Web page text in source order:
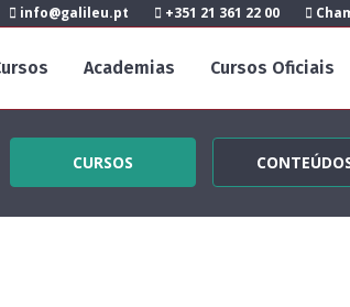
info@galileu.pt +351 21 361 22 00
Academias Cursos Oficiais
CURSOS